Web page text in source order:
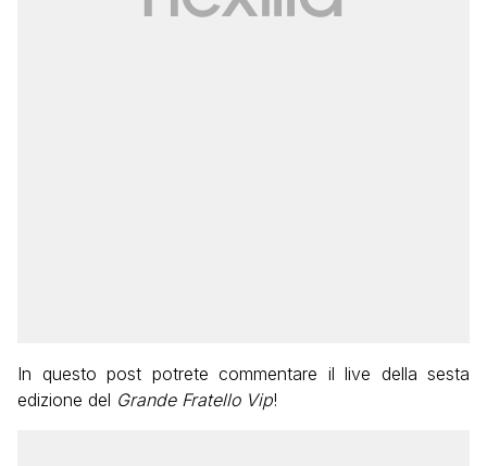
In questo post potrete commentare il live della sesta
edizione del Grande Fratello Vip!